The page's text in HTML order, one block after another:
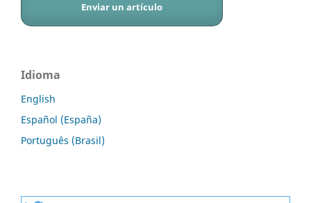
Enviar un artículo
Idioma
English
Español (España)
Português (Brasil)